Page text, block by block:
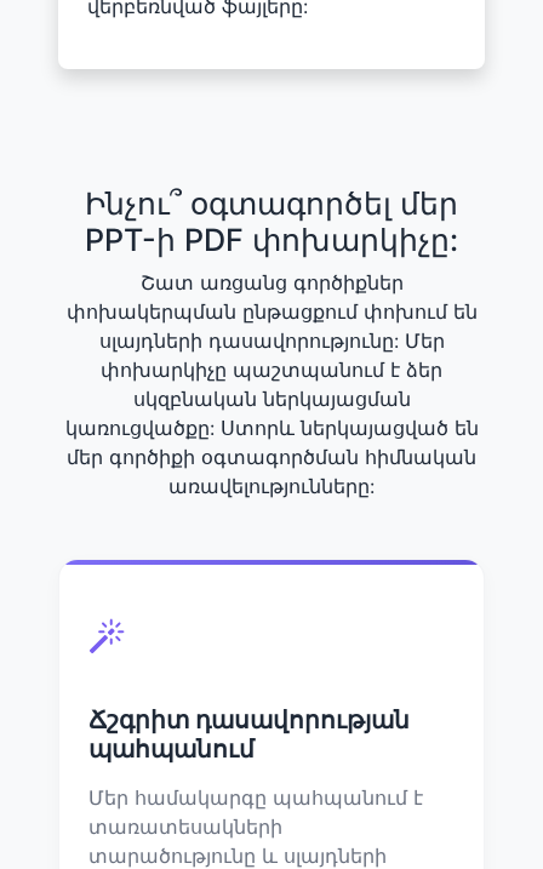
վերբեռնված ֆայլերը:
Ինչու՞ օգտագործել մեր
PPT-ի PDF փոխարկիչը:
Շատ առցանց գործիքներ
փոխակերպման ընթացքում փոխում են
սլայդների դասավորությունը: Մեր
փոխարկիչը պաշտպանում է ձեր
սկզբնական ներկայացման
կառուցվածքը: Ստորև ներկայացված են
մեր գործիքի օգտագործման հիմնական
առավելությունները:
Ճշգրիտ դասավորության
պահպանում
Մեր համակարգը պահպանում է
տառատեսակների
տարածությունը և սլայդների